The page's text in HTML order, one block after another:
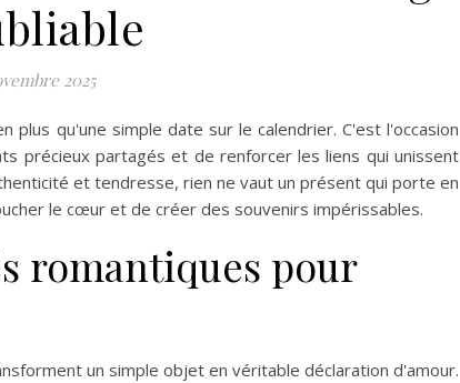
2025
plus qu'une simple date sur le calendrier. C'est l'occasion
précieux partagés et de renforcer les liens qui unissent
et tendresse, rien ne vaut un présent qui porte en
le cœur et de créer des souvenirs impérissables.
romantiques pour
un simple objet en véritable déclaration d'amour.